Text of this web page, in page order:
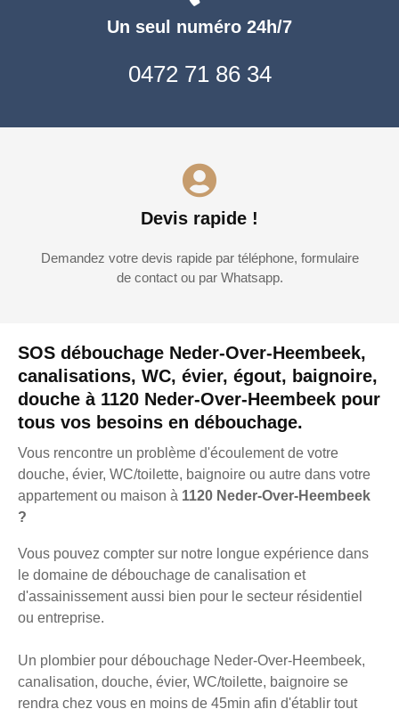
SOS débouchage Neder-Over-Heembeek,
canalisations, WC, évier, égout, baignoire,
douche à 1120 Neder-Over-Heembeek pour
tous vos besoins en débouchage.
Vous rencontre un problème d'écoulement de votre
douche, évier, WC/toilette, baignoire ou autre dans votre
appartement ou maison à 1120 Neder-Over-Heembeek
?
Vous pouvez compter sur notre longue expérience dans
le domaine de débouchage de canalisation et
d'assainissement aussi bien pour le secteur résidentiel
ou entreprise.
Un plombier pour débouchage Neder-Over-Heembeek,
canalisation, douche, évier, WC/toilette, baignoire se
rendra chez vous en moins de 45min afin d'établir tout
Un seul numéro 24h/7
0472 71 86 34
Devis rapide !
Demandez votre devis rapide par téléphone, formulaire
de contact ou par Whatsapp.